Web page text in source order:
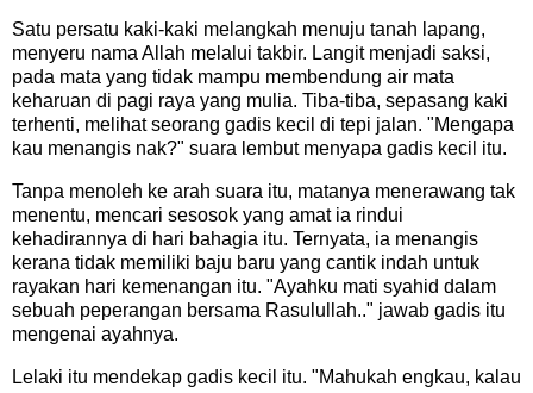
Satu persatu kaki-kaki melangkah menuju tanah lapang,
menyeru nama Allah melalui takbir. Langit menjadi saksi,
pada mata yang tidak mampu membendung air mata
keharuan di pagi raya yang mulia. Tiba-tiba, sepasang kaki
terhenti, melihat seorang gadis kecil di tepi jalan. "Mengapa
kau menangis nak?" suara lembut menyapa gadis kecil itu.
Tanpa menoleh ke arah suara itu, matanya menerawang tak
menentu, mencari sesosok yang amat ia rindui
kehadirannya di hari bahagia itu. Ternyata, ia menangis
kerana tidak memiliki baju baru yang cantik indah untuk
rayakan hari kemenangan itu. "Ayahku mati syahid dalam
sebuah peperangan bersama Rasulullah.." jawab gadis itu
mengenai ayahnya.
Lelaki itu mendekap gadis kecil itu. "Mahukah engkau, kalau